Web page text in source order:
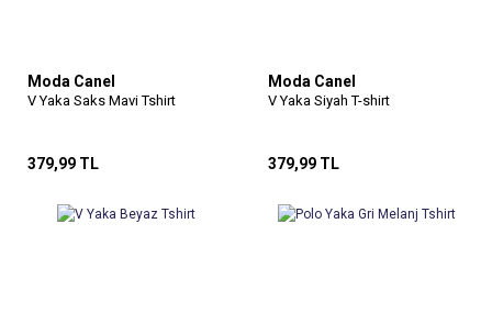
Moda Canel
V Yaka Saks Mavi Tshirt
379,99 TL
Moda Canel
V Yaka Siyah T-shirt
379,99 TL